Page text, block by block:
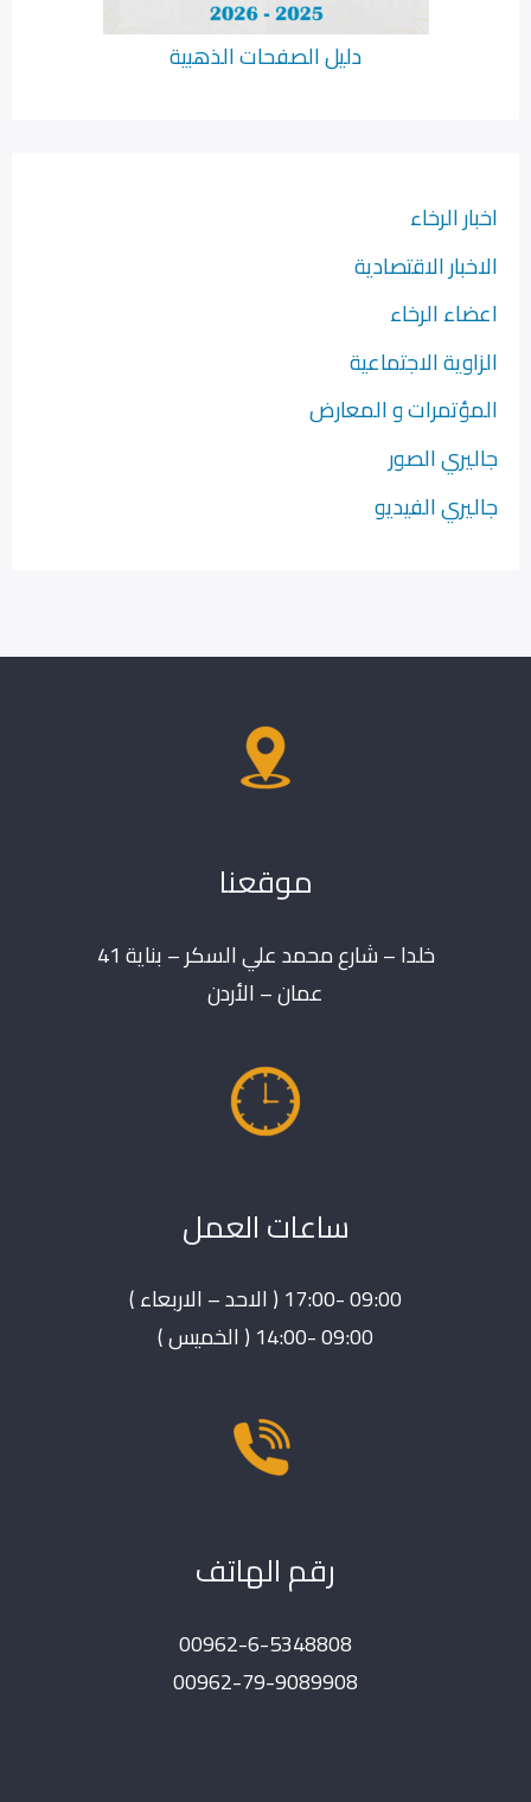
دليل الصفحات الذهبية
اخبار الرخاء
الاخبار الاقتصادية
اعضاء الرخاء
الزاوية الاجتماعية
المؤتمرات و المعارض
جاليري الصور
جاليري الفيديو
موقعنا
خلدا – شارع محمد علي السكر – بناية 41
عمان – الأردن
ساعات العمل
09:00 -17:00 ( الاحد – الاربعاء )
09:00 -14:00 ( الخميس )
رقم الهاتف
00962-6-5348808
00962-79-9089908